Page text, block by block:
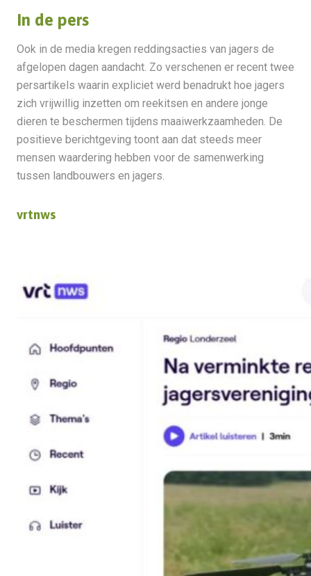
In de pers
Ook in de media kregen reddingsacties van jagers de
afgelopen dagen aandacht. Zo verschenen er recent twee
persartikels waarin expliciet werd benadrukt hoe jagers
zich vrijwillig inzetten om reekitsen en andere jonge
dieren te beschermen tijdens maaiwerkzaamheden. De
positieve berichtgeving toont aan dat steeds meer
mensen waardering hebben voor de samenwerking
tussen landbouwers en jagers.
vrtnws